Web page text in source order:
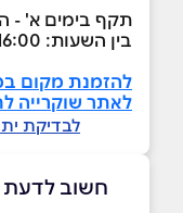
תקף בימים א' -
בין השעות: 16:00 - 19:00
להזמנת מקום
לאתר שוקרייה
לבדיקת
חשוב לדעת